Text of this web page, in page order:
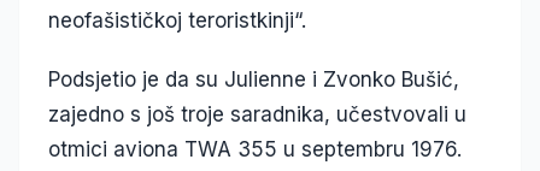
neofašističkoj teroristkinji“.
Podsjetio je da su Julienne i Zvonko Bušić,
zajedno s još troje saradnika, učestvovali u
otmici aviona TWA 355 u septembru 1976.